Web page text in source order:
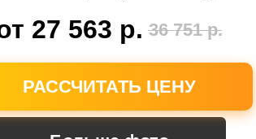
27 563 р. 36 751 р.
РАССЧИТАТЬ ЦЕНУ